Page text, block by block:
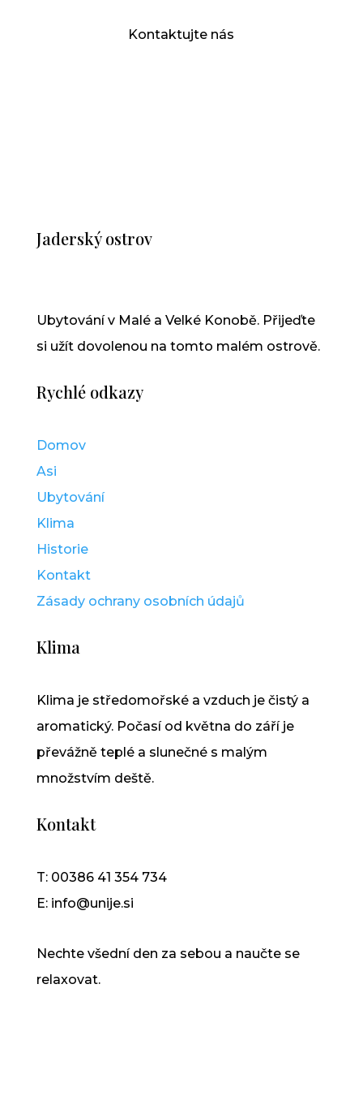
Kontaktujte nás
Jaderský ostrov
Ubytování v Malé a Velké Konobě. Přijeďte
si užít dovolenou na tomto malém ostrově.
Rychlé odkazy
Domov
Asi
Ubytování
Klima
Historie
Kontakt
Zásady ochrany osobních údajů
Klima
Klima je středomořské a vzduch je čistý a
aromatický. Počasí od května do září je
převážně teplé a slunečné s malým
množstvím deště.
Kontakt
T: 00386 41 354 734
E: info@unije.si
Nechte všední den za sebou a naučte se
relaxovat.